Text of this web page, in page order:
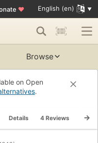
♥ English (en)
Browse
on Open
.
Details 4 Reviews Lists